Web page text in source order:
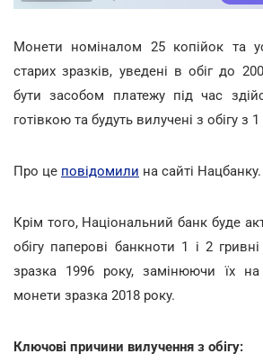
Монети номіналом 25 копійок та
старих зразків, уведені в обіг до
бути засобом платежу під час
готівкою та будуть вилучені з обігу з
Про це повідомили на сайті Нацбанку.
Крім того, Національний банк буде
обігу паперові банкноти 1 і 2
зразка 1996 року, замінюючи їх на
монети зразка 2018 року.
Ключові причини вилучення з обігу: